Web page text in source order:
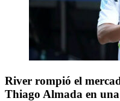
River rompió el
Thiago Almada en